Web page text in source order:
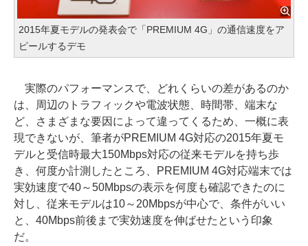
2015年夏モデルの発表会で「PREMIUM 4G」の通信速度をア
ピールするデモ
実際のパフォーマンスで、どれくらいの差があるのか
は、周辺のトラフィックや電波状態、時間帯、端末な
ど、さまざまな要因によって違ってくるため、一概に表
現できないが、筆者がPREMIUM 4G対応の2015年夏モ
デルと受信時最大150Mbps対応の従来モデルを持ち歩
き、何度か計測したところ、PREMIUM 4G対応端末では
実効速度で40～50Mbpsの表示を何度も確認できたのに
対し、従来モデルは10～20Mbpsが中心で、条件がいい
と、40Mbps前後まで実効速度を伸ばせたという印象
だ。